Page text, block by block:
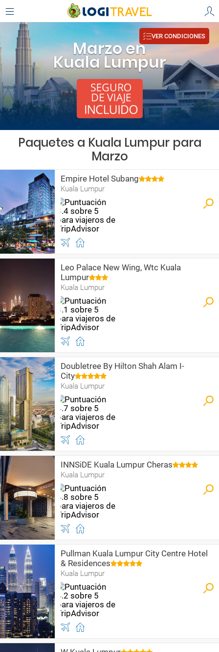
Marzo en
Kuala Lumpur
VER CONDICIONES
Paquetes a Kuala Lumpur para
Marzo
Empire Hotel Subang
Kuala Lumpur
Leo Palace New Wing, Wtc Kuala
Lumpur
Kuala Lumpur
Doubletree By Hilton Shah Alam I-
City
Kuala Lumpur
INNSiDE Kuala Lumpur Cheras
Kuala Lumpur
Pullman Kuala Lumpur City Centre Hotel
& Residences
Kuala Lumpur